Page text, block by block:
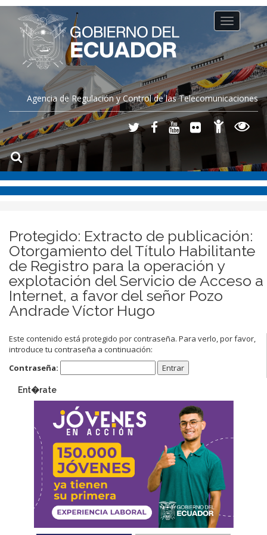
Agencia de Regulación y Control de las Telecomunicaciones
Toggle
navigation
Protegido: Extracto de publicación:
Otorgamiento del Título Habilitante
de Registro para la operación y
explotación del Servicio de Acceso a
Internet, a favor del señor Pozo
Andrade Víctor Hugo
Este contenido está protegido por contraseña. Para verlo, por favor,
introduce tu contraseña a continuación:
Contraseña:
Ent�rate